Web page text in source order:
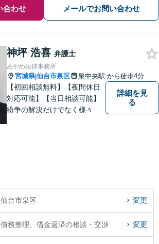
合わせ メールでお問い合わせ
神坪 浩喜 弁護士
あやめ法律事務所
宮城県|仙台市泉区 泉中央駅 から徒歩4分
【初回相談無料】【夜間休日
対応可能】【当日相談可能】
紛争の解決だけでなく様々な
詳細を見
る
台市泉区 変更
務整理、借金返済の相談・交渉 変更